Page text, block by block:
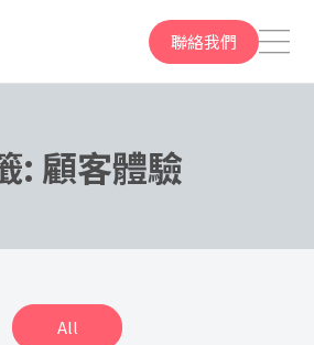
聯絡我們
: 顧客體驗
All